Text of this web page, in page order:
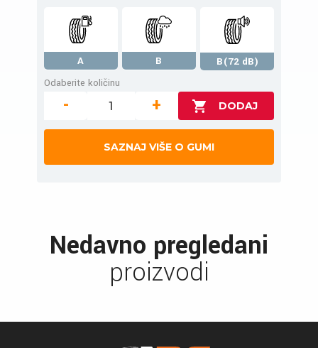
A B
B(72 dB)
Odaberite količinu
- +
SAZNAJ VIŠE O GUMI
Nedavno pregledani
proizvodi